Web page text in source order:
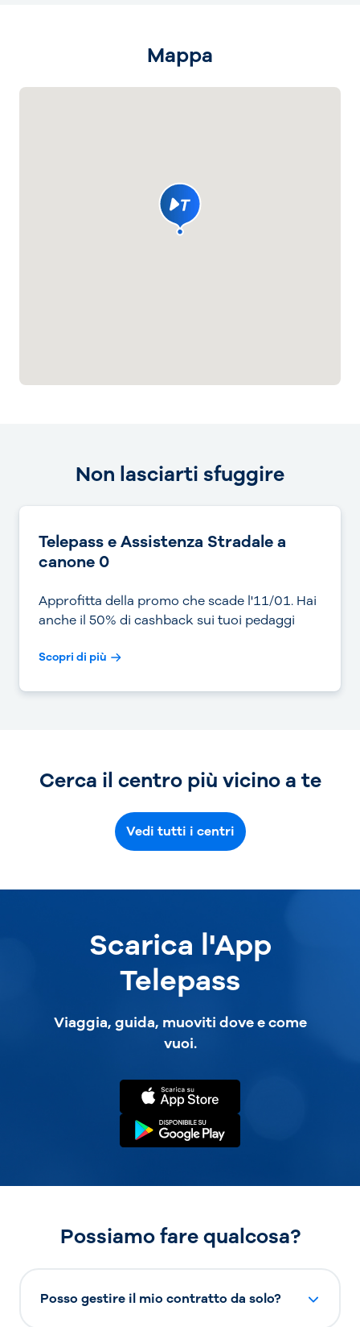
Mappa
Non lasciarti sfuggire
Telepass e Assistenza Stradale a
canone 0
Approfitta della promo che scade l'11/01. Hai
anche il 50% di cashback sui tuoi pedaggi
Scopri di più
Cerca il centro più vicino a te
Vedi tutti i centri
Scarica l'App
Telepass
Viaggia, guida, muoviti dove e come
vuoi.
Possiamo fare qualcosa?
Posso gestire il mio contratto da solo?